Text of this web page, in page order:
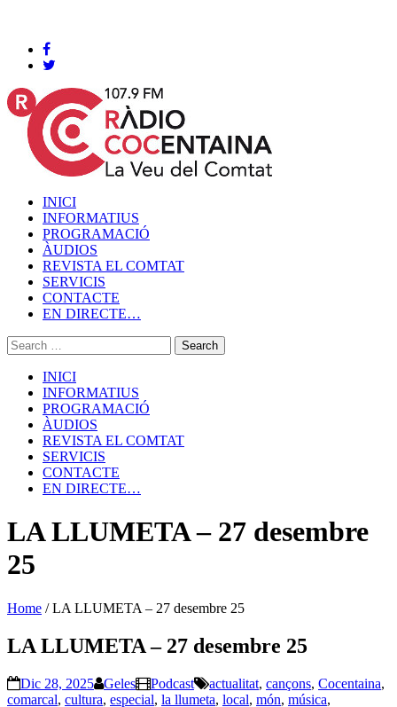
INICI
INFORMATIUS
PROGRAMACIÓ
ÀUDIOS
REVISTA EL COMTAT
SERVICIS
CONTACTE
EN DIRECTE…
INICI
INFORMATIUS
PROGRAMACIÓ
ÀUDIOS
REVISTA EL COMTAT
SERVICIS
CONTACTE
EN DIRECTE…
LA LLUMETA – 27 desembre
25
Home /LA LLUMETA – 27 desembre 25
LA LLUMETA – 27 desembre 25
Dic 28, 2025 Geles Podcast actualitat, cançons, Cocentaina,
comarcal, cultura, especial, la llumeta, local, món, música,